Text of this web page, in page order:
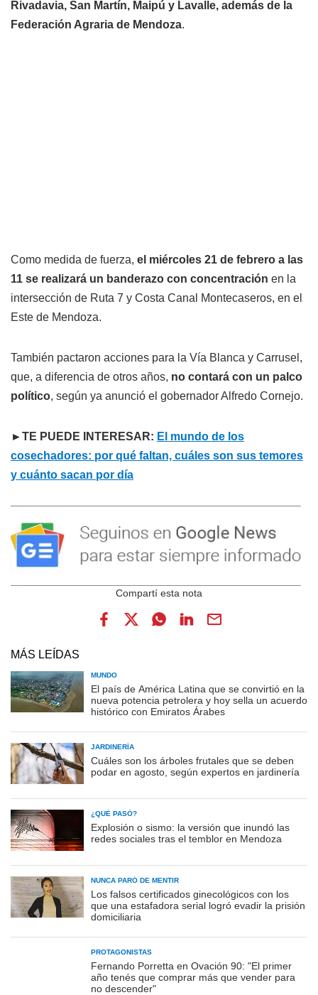
Rivadavia, San Martín, Maipú y Lavalle, además de la
Federación Agraria de Mendoza.
Como medida de fuerza, el miércoles 21 de febrero a las
11 se realizará un banderazo con concentración en la
intersección de Ruta 7 y Costa Canal Montecaseros, en el
Este de Mendoza.
También pactaron acciones para la Vía Blanca y Carrusel,
que, a diferencia de otros años, no contará con un palco
político, según ya anunció el gobernador Alfredo Cornejo.
►TE PUEDE INTERESAR: El mundo de los
cosechadores: por qué faltan, cuáles son sus temores
y cuánto sacan por día
MÁS LEÍDAS
MUNDO
El país de América Latina que se convirtió en la
nueva potencia petrolera y hoy sella un acuerdo
histórico con Emiratos Árabes
JARDINERÍA
Cuáles son los árboles frutales que se deben
podar en agosto, según expertos en jardinería
¿QUÉ PASÓ?
Explosión o sismo: la versión que inundó las
redes sociales tras el temblor en Mendoza
NUNCA PARÓ DE MENTIR
Los falsos certificados ginecológicos con los
que una estafadora serial logró evadir la prisión
domiciliaria
PROTAGONISTAS
Fernando Porretta en Ovación 90: "El primer
año tenés que comprar más que vender para
no descender"